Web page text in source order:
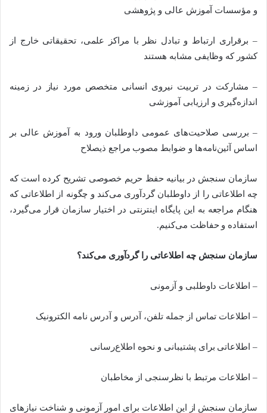
و مؤسسات آموزش عالی و پژوهشی
– برقراری ارتباط و تبادل نظر با مراکز علمی، تحقیقاتی خارج از
کشور که وظایفی مشابه هستند
– مشارکت در تربیت نیروی انسانی متخصص مورد نیاز در زمینه
اندازه‌گیری و ارزیابی آموزشی
– بررسی صلاحیت‌های عمومی داوطلبان ورود به آموزش عالی بر
اساس آئین‌نامه‌ها و ضوابط مصوب مراجع ذیصلاح
سازمان سنجش در بیانیه حفظ حریم خصوصی تشریح کرده است که
چه اطلاعاتی را از داوطلبان گردآوری می‌کند و چگونه از اطلاعاتی که
هنگام مراجعه به این پایگاه اینترنتی در اختیار سازمان قرار می‌گیرد،
استفاده و حفاظت می‌کنیم.
سازمان سنجش چه اطلاعاتی را گردآوری می‌کند؟
– اطلاعات داوطلبی و آزمونی
– اطلاعات تماس از جمله تلفن، آدرس و آدرس نامه الکترونیک
– اطلاعاتی برای پشتیبانی و نحوه اطلاع‌رسانی
– اطلاعات مرتبط با نظرسنجی از مخاطبان
سازمان سنجش از این اطلاعات برای امور آزمونی و شناخت نیازهای